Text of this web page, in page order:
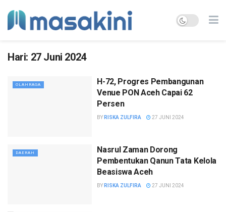
Hari: 27 Juni 2024
OLAHRAGA
H-72, Progres Pembangunan
Venue PON Aceh Capai 62
Persen
BY RISKA ZULFIRA 27 JUNI 2024
DAERAH
Nasrul Zaman Dorong
Pembentukan Qanun Tata Kelola
Beasiswa Aceh
BY RISKA ZULFIRA 27 JUNI 2024